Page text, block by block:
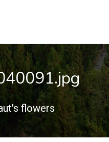
flowers